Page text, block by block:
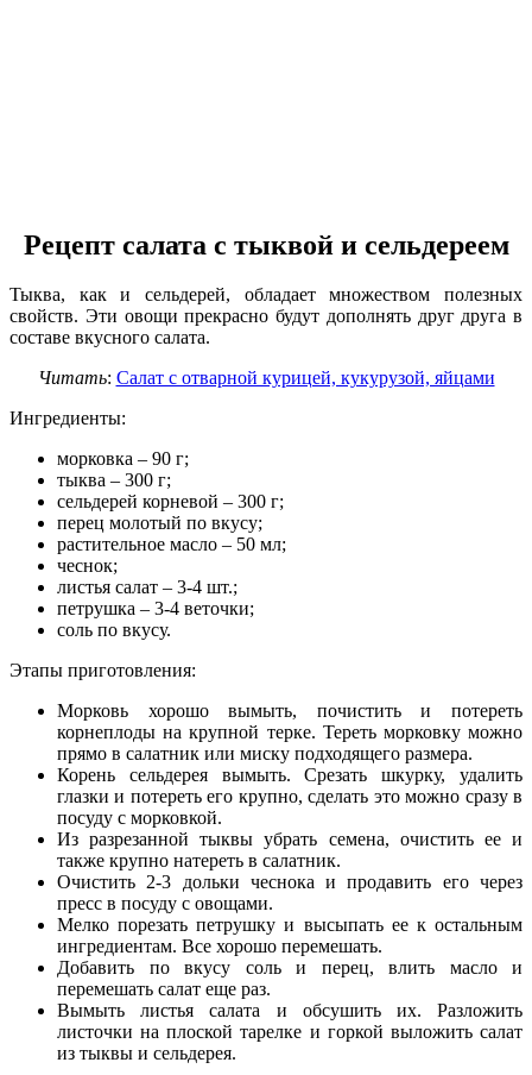
Рецепт салата с тыквой и сельдереем
Тыква, как и сельдерей, обладает множеством полезных
свойств. Эти овощи прекрасно будут дополнять друг друга в
составе вкусного салата.
Читать: Салат с отварной курицей, кукурузой, яйцами
Ингредиенты:
морковка – 90 г;
тыква – 300 г;
сельдерей корневой – 300 г;
перец молотый по вкусу;
растительное масло – 50 мл;
чеснок;
листья салат – 3-4 шт.;
петрушка – 3-4 веточки;
соль по вкусу.
Этапы приготовления:
Морковь хорошо вымыть, почистить и потереть
корнеплоды на крупной терке. Тереть морковку можно
прямо в салатник или миску подходящего размера.
Корень сельдерея вымыть. Срезать шкурку, удалить
глазки и потереть его крупно, сделать это можно сразу в
посуду с морковкой.
Из разрезанной тыквы убрать семена, очистить ее и
также крупно натереть в салатник.
Очистить 2-3 дольки чеснока и продавить его через
пресс в посуду с овощами.
Мелко порезать петрушку и высыпать ее к остальным
ингредиентам. Все хорошо перемешать.
Добавить по вкусу соль и перец, влить масло и
перемешать салат еще раз.
Вымыть листья салата и обсушить их. Разложить
листочки на плоской тарелке и горкой выложить салат
из тыквы и сельдерея.